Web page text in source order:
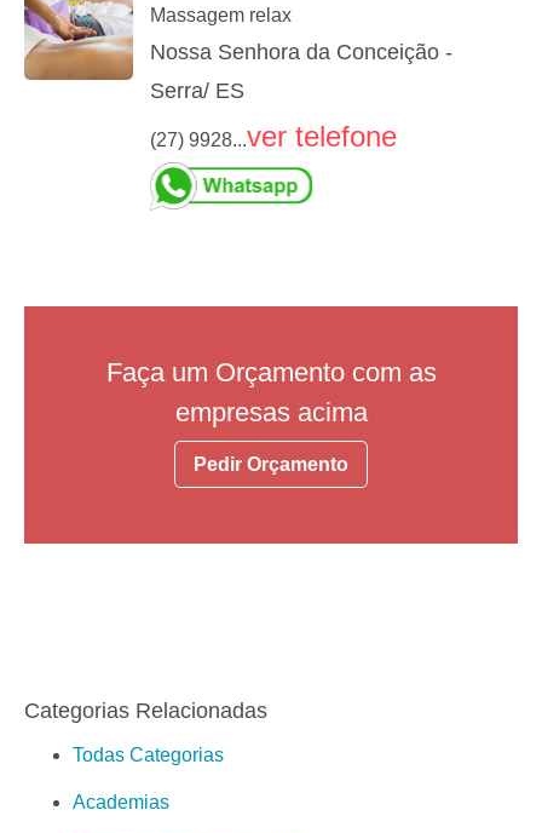
Massagem relax
Nossa Senhora da Conceição -
Serra/ ES
(27) 9928...ver telefone
Faça um Orçamento com as
empresas acima
Pedir Orçamento
Categorias Relacionadas
Todas Categorias
Academias